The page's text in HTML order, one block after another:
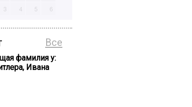
3 4 5 6
Все
фамилия у:
Ивана